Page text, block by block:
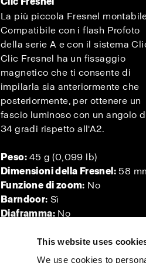
This website uses
We use cookies to
La più piccola Fresnel
Compatibile con i flash Profoto
della serie A e con il sistema
Clic Fresnel ha un fissaggio
magnetico che ti consente di
impilarla sia anteriormente che
posteriormente, per ottenere un
fascio luminoso con un angolo
34 gradi rispetto all'A2.
Peso: 45 g (0,099 lb)
Dimensioni della Fresnel: 58
Funzione di zoom: No
Barndoor: Sì
Diaframma: No